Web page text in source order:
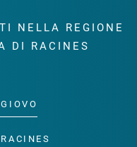
NELLA REGIONE
DI RACINES